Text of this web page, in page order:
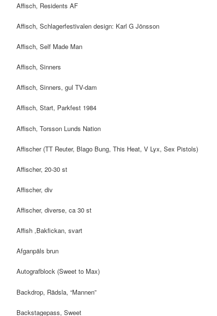
Affisch, Residents AF
Affisch, Schlagerfestivalen design: Karl G Jönsson
Affisch, Self Made Man
Affisch, Sinners
Affisch, Sinners, gul TV-dam
Affisch, Start, Parkfest 1984
Affisch, Torsson Lunds Nation
Affischer (TT Reuter, Blago Bung, This Heat, V Lyx, Sex Pistols)
Affischer, 20-30 st
Affischer, div
Affischer, diverse, ca 30 st
Affish ,Bakfickan, svart
Afganpäls brun
Autografblock (Sweet to Max)
Backdrop, Rädsla, “Mannen”
Backstagepass, Sweet